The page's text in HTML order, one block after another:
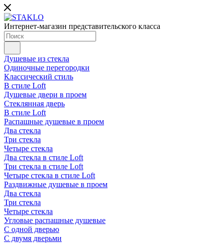
Интернет-магазин представительского класса
Душевые из стекла
Одиночные перегородки
Классический стиль
В стиле Loft
Душевые двери в проем
Стеклянная дверь
В стиле Loft
Распашные душевые в проем
Два стекла
Три стекла
Четыре стекла
Два стекла в стиле Loft
Три стекла в стиле Loft
Четыре стекла в стиле Loft
Раздвижные душевые в проем
Два стекла
Три стекла
Четыре стекла
Угловые распашные душевые
С одной дверью
С двумя дверьми